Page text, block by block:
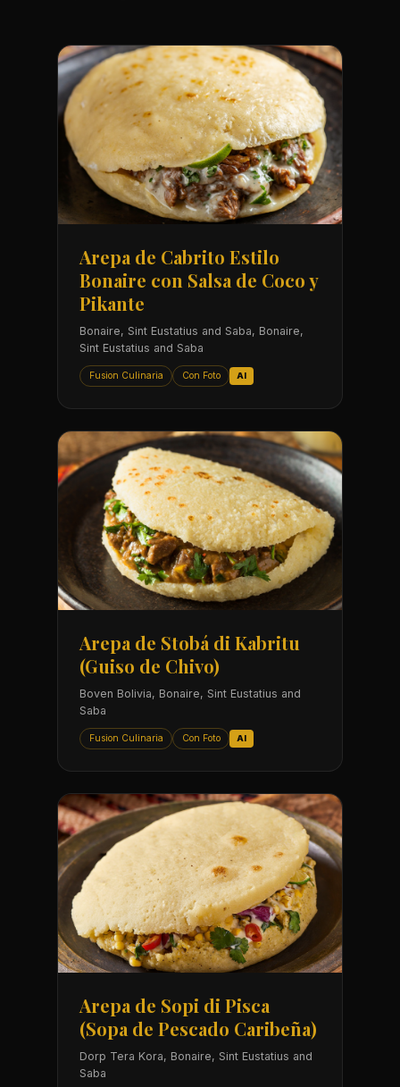
Arepa de Cabrito Estilo
Bonaire con Salsa de Coco y
Pikante
Bonaire, Sint Eustatius and Saba, Bonaire,
Sint Eustatius and Saba
Fusion Culinaria Con Foto AI
Arepa de Stobá di Kabritu
(Guiso de Chivo)
Boven Bolivia, Bonaire, Sint Eustatius and
Saba
Fusion Culinaria Con Foto AI
Arepa de Sopi di Pisca
(Sopa de Pescado Caribeña)
Dorp Tera Kora, Bonaire, Sint Eustatius and
Saba